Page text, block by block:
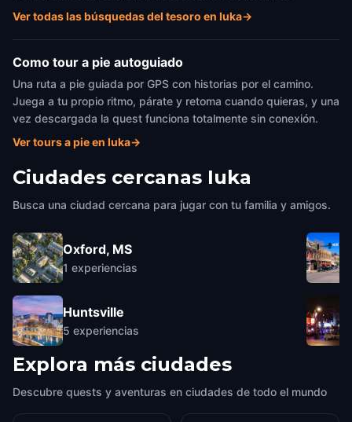
Ver todas las búsquedas del tesoro en Iuka→
Como tour a pie autoguiado
Una ruta a pie guiada por GPS con historias por el camino.
Juega a tu propio ritmo, párate y retoma cuando quieras, y una
vez descargada la quest funciona totalmente sin conexión.
Ver tours a pie en Iuka→
Ciudades cercanas Iuka
Busca una ciudad cercana para jugar con tu familia y amigos.
Oxford, MS
1 experiencias
Huntsville
5 experiencias
Explora más ciudades
Descubre quests y aventuras en ciudades de todo el mundo